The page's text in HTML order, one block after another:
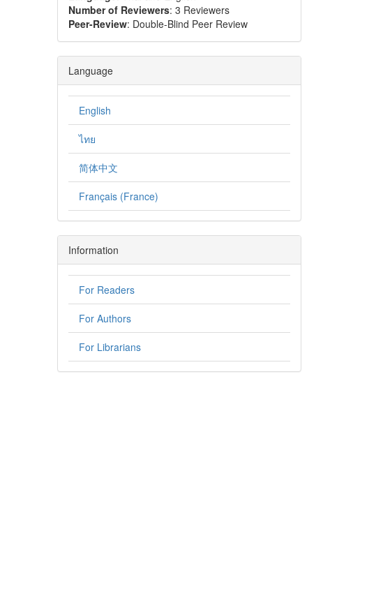
Number of Reviewers: 3 Reviewers
Peer-Review: Double-Blind Peer Review
Language
English
ไทย
简体中文
Français (France)
Information
For Readers
For Authors
For Librarians